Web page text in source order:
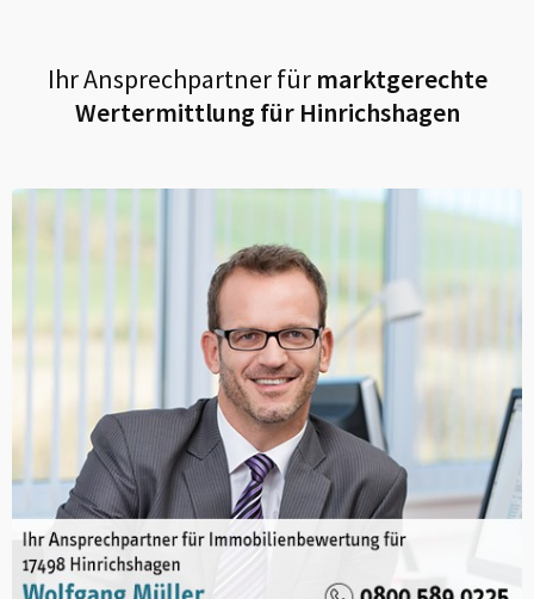
Ihr Ansprechpartner fürmarktgerechte
Wertermittlung für Hinrichshagen